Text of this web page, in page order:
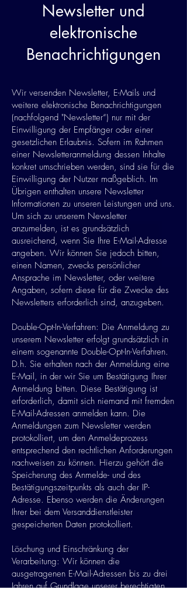
Newsletter und
elektronische
Benachrichtigungen
Wir versenden Newsletter, E-Mails und
weitere elektronische Benachrichtigungen
(nachfolgend "Newsletter“) nur mit der
Einwilligung der Empfänger oder einer
gesetzlichen Erlaubnis. Sofern im Rahmen
einer Newsletteranmeldung dessen Inhalte
konkret umschrieben werden, sind sie für die
Einwilligung der Nutzer maßgeblich. Im
Übrigen enthalten unsere Newsletter
Informationen zu unseren Leistungen und uns.
Um sich zu unserem Newsletter
anzumelden, ist es grundsätzlich
ausreichend, wenn Sie Ihre E-Mail-Adresse
angeben. Wir können Sie jedoch bitten,
einen Namen, zwecks persönlicher
Ansprache im Newsletter, oder weitere
Angaben, sofern diese für die Zwecke des
Newsletters erforderlich sind, anzugeben.
Double-Opt-In-Verfahren: Die Anmeldung zu
unserem Newsletter erfolgt grundsätzlich in
einem sogenannte Double-Opt-In-Verfahren.
D.h. Sie erhalten nach der Anmeldung eine
E-Mail, in der wir Sie um Bestätigung Ihrer
Anmeldung bitten. Diese Bestätigung ist
erforderlich, damit sich niemand mit fremden
E-Mail-Adressen anmelden kann. Die
Anmeldungen zum Newsletter werden
protokolliert, um den Anmeldeprozess
entsprechend den rechtlichen Anforderungen
nachweisen zu können. Hierzu gehört die
Speicherung des Anmelde- und des
Bestätigungszeitpunkts als auch der IP-
Adresse. Ebenso werden die Änderungen
Ihrer bei dem Versanddienstleister
gespeicherten Daten protokolliert.
Löschung und Einschränkung der
Verarbeitung: Wir können die
ausgetragenen E-Mail-Adressen bis zu drei
Jahren auf Grundlage unserer berechtigten